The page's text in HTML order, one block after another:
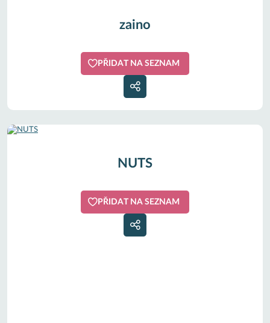
zaino
PŘIDAT NA SEZNAM
NUTS
PŘIDAT NA SEZNAM